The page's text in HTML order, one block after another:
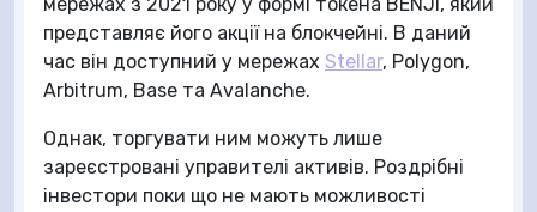
представляє його акції на блокчейні. В даний
час він доступний у мережах Stellar, Polygon,
Arbitrum, Base та Avalanche.
Однак, торгувати ним можуть лише
зареєстровані управителі активів. Роздрібні
інвестори поки що не мають можливості